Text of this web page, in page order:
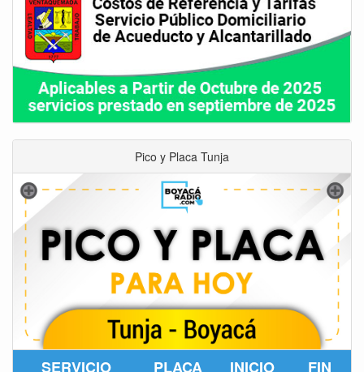
Pico y Placa Tunja
SERVICIO PLACA INICIO FIN